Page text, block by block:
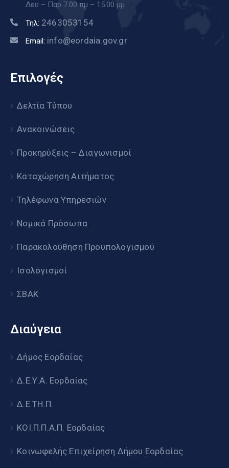
Δευ – Παρ 7.00 πμ – 15.00 μμ
Τηλ: 2463053154
Email: info@eordaia.gov.gr
Επιλογές
Δελτία Τύπου
Ανακοινώσεις
Προκηρύξεις – Διαγωνισμοί
Καταχώρηση Αιτήματος
Τηλέφωνα Υπηρεσιών
Νομικά Πρόσωπα
Παρακολούθηση Προϋπολογισμού
Ισολογισμοί
ΣΒΑΚ
Διαύγεια
Δήμος Εορδαίας
Δ.Ε.Υ.Α. Εορδαίας
Δ.Ε.ΤΗ.Π.
ΚΟΙ.Π.Π.Α.Π. Εορδαίας
Κοινωφελής Επιχείρηση Δήμου Εορδαίας